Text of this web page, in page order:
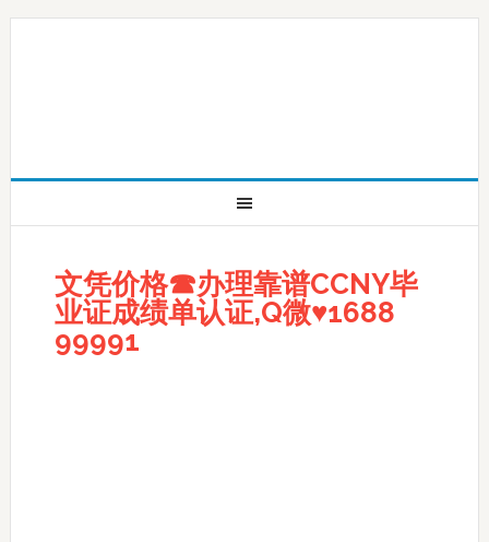
文凭价格☎办理靠谱CCNY毕
业证成绩单认证,Q微♥1688
99991